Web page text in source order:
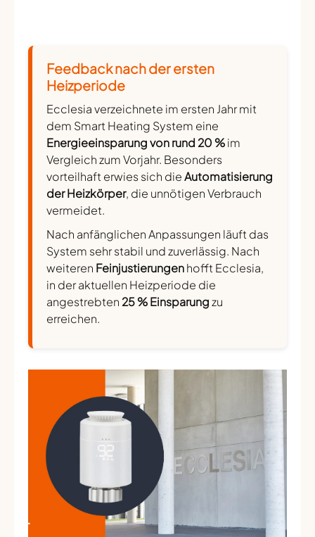
Feedback nach der ersten
Heizperiode
Ecclesia verzeichnete im ersten Jahr mit
dem Smart Heating System eine
Energieeinsparung von rund 20 %im
Vergleich zum Vorjahr. Besonders
vorteilhaft erwies sich dieAutomatisierung
der Heizkörper, die unnötigen Verbrauch
vermeidet.
Nach anfänglichen Anpassungen läuft das
System sehr stabil und zuverlässig. Nach
weiteren Feinjustierungenhofft Ecclesia,
in der aktuellen Heizperiode die
angestrebten25 % Einsparungzu
erreichen.